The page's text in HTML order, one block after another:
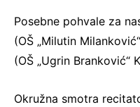
Posebne pohvale za
(OŠ „Milutin
(OŠ „Ugrin Branković“
Okružna smotra